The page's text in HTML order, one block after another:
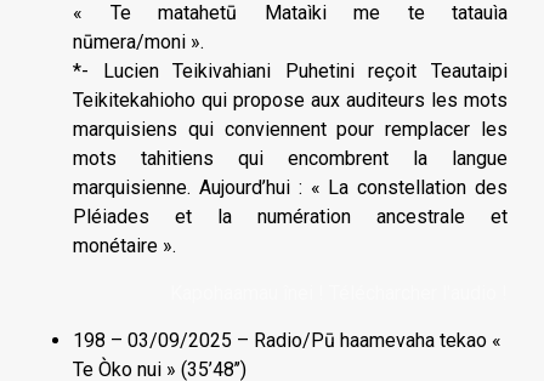
« Te matahetū Mataìki me te tatauìa
nūmera/moni ».
*- Lucien Teikivahiani Puhetini reçoit Teautaipi
Teikitekahioho qui propose aux auditeurs les mots
marquisiens qui conviennent pour remplacer les
mots tahitiens qui encombrent la langue
marquisienne. Aujourd’hui : « La constellation des
Pléiades et la numération ancestrale et
monétaire ».
198 – 03/09/2025 – Radio/Pū haamevaha tekao «
Te Òko nui » (35’48’’)